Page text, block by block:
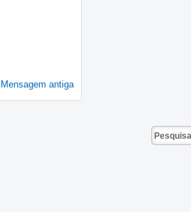
Mensagem antiga